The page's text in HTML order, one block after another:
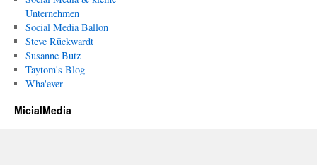
Unternehmen
Social Media Ballon
Steve Rückwardt
Susanne Butz
Taytom's Blog
Wha'ever
MicialMedia